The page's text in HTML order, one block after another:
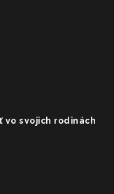
vo svojich rodinách